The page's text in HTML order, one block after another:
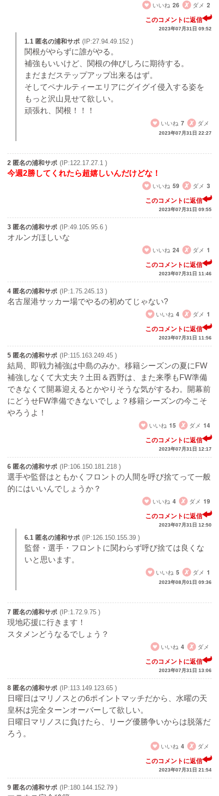
いいね 26 ダメ 2
このコメントに返信
2023年07月31日 09:52
1.1 匿名の浦和サポ (IP:27.94.49.152 )
関根がやらずに誰がやる。
補強もいいけど、関根の伸びしろに期待する。
まだまだステップアップ出来るはず。
そしてペナルティーエリアにグイグイ侵入する姿を
もっと沢山見せて欲しい。
頑張れ、関根！！！
いいね 7 ダメ
2023年07月31日 22:27
2 匿名の浦和サポ (IP:122.17.27.1 )
今週2勝してくれたら超嬉しいんだけどな！
いいね 59 ダメ 3
このコメントに返信
2023年07月31日 09:55
3 匿名の浦和サポ (IP:49.105.95.6 )
オルンガほしいな
いいね 24 ダメ 1
このコメントに返信
2023年07月31日 11:46
4 匿名の浦和サポ (IP:1.75.245.13 )
名古屋港サッカー場でやるの初めてじゃない?
いいね 4 ダメ 1
このコメントに返信
2023年07月31日 11:56
5 匿名の浦和サポ (IP:115.163.249.45 )
結局、即戦力補強は中島のみか。移籍シーズンの夏にFW
補強しなくて大丈夫？土田＆西野は、また来季もFW準備
できなくて開幕迎えるとかやりそうな気がするわ。開幕前
にどうせFW準備できないでしょ？移籍シーズンの今こそ
やろうよ！
いいね 15 ダメ 14
このコメントに返信
2023年07月31日 12:17
6 匿名の浦和サポ (IP:106.150.181.218 )
選手や監督はともかくフロントの人間を呼び捨てって一般
的にはいいんでしょうか？
いいね 4 ダメ 19
このコメントに返信
2023年07月31日 12:50
6.1 匿名の浦和サポ (IP:126.150.155.39 )
監督・選手・フロントに関わらず呼び捨ては良くな
いと思います。
いいね 5 ダメ 1
2023年08月01日 09:36
7 匿名の浦和サポ (IP:1.72.9.75 )
現地応援に行きます！
スタメンどうなるでしょう？
いいね 4 ダメ
このコメントに返信
2023年07月31日 13:06
8 匿名の浦和サポ (IP:113.149.123.65 )
日曜日はマリノスとの6ポイントマッチだから、水曜の天
皇杯は完全ターンオーバーして欲しい。
日曜日マリノスに負けたら、リーグ優勝争いからは脱落だ
ろう。
いいね 4 ダメ
このコメントに返信
2023年07月31日 21:54
9 匿名の浦和サポ (IP:180.144.152.79 )